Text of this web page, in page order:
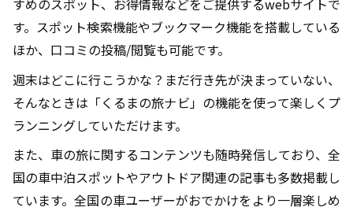
すめのスポット、お得情報などをご提供するwebサイトで
す。スポット検索機能やブックマーク機能を搭載している
ほか、口コミの投稿/閲覧も可能です。
週末はどこに行こうかな？まだ行き先が決まっていない、
そんなときは「くるまの旅ナビ」の機能を使って楽しくプ
ランニングしていただけます。
また、車の旅に関するコンテンツも随時発信しており、全
国の車中泊スポットやアウトドア関連の記事も多数掲載し
ています。全国の車ユーザーがおでかけをより一層楽しめ